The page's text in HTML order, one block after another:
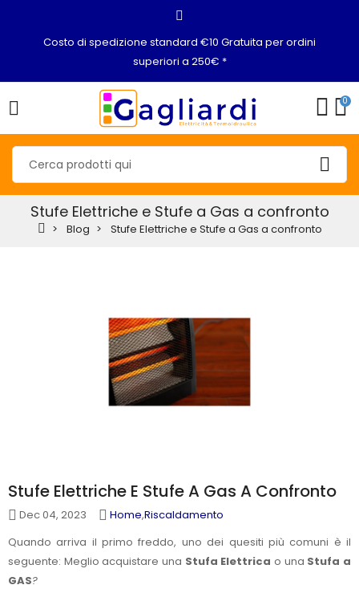
Costo di spedizione standard €10 Gratuita per ordini
superiori a 250€ *
0
Stufe Elettriche e Stufe a Gas a confronto
Blog Stufe Elettriche e Stufe a Gas a confronto
Stufe Elettriche E Stufe A Gas A Confronto
Dec 04, 2023 Home,Riscaldamento
Quando arriva il primo freddo, uno dei quesiti più comuni è il
seguente: Meglio acquistare una Stufa Elettricao una Stufa a
GAS?